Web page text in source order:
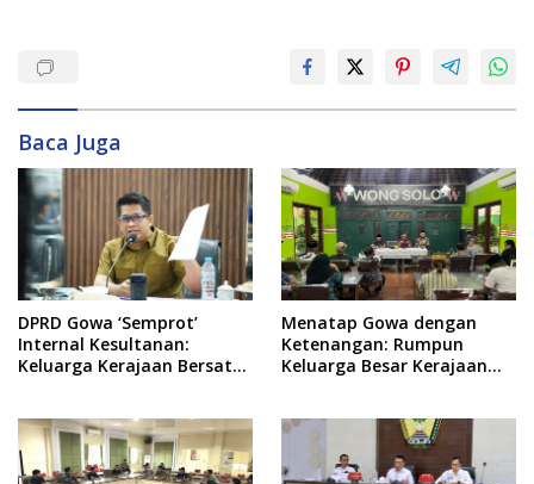
Baca Juga
DPRD Gowa ‘Semprot’
Internal Kesultanan:
Keluarga Kerajaan Bersatu
Menatap Gowa dengan
Ketenangan: Rumpun
Keluarga Besar Kerajaan
Jalur Musyawarah,
Ingatkan Soal Adat dan
Adab